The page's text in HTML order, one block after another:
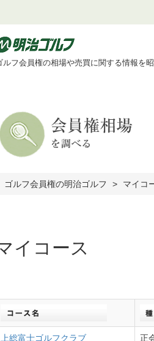
ルフ会員権の相場や売買に関する情報を
ゴルフ会員権の明治ゴルフ マイコ
イコース
上総富士ゴルフクラブ 正